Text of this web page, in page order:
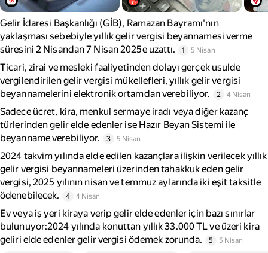
Gelir İdaresi Başkanlığı (GİB), Ramazan Bayramı'nın
yaklaşması sebebiyle yıllık gelir vergisi beyannamesi verme
süresini 2 Nisandan 7 Nisan 2025e uzattı.
1 5 Nisan
Ticari, zirai ve mesleki faaliyetinden dolayı gerçek usulde
vergilendirilen gelir vergisi mükellefleri, yıllık gelir vergisi
beyannamelerini elektronik ortamdan verebiliyor.
2 4 Nisan
Sadece ücret, kira, menkul sermaye iradı veya diğer kazanç
türlerinden gelir elde edenler ise Hazır Beyan Sistemi ile
beyanname verebiliyor.
3 5 Nisan
2024 takvim yılında elde edilen kazançlara ilişkin verilecek yıllık
gelir vergisi beyannameleri üzerinden tahakkuk eden gelir
vergisi, 2025 yılının nisan ve temmuz aylarında iki eşit taksitle
ödenebilecek.
4 4 Nisan
Ev veya iş yeri kiraya verip gelir elde edenler için bazı sınırlar
bulunuyor:2024 yılında konuttan yıllık 33.000 TL ve üzeri kira
geliri elde edenler gelir vergisi ödemek zorunda.
5 5 Nisan